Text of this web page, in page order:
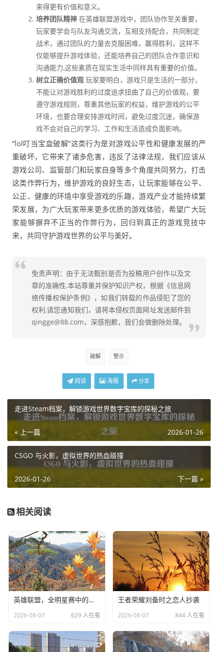
来得更有价值和意义。
培养团队精神 在英雄联盟游戏中，团队协作至关重要，
玩家要学会与队友沟通交流，互相支持配合，共同制定
战术，通过团队的力量去克服困难，赢得胜利，这样不
仅能够提升游戏体验，还能培养自己的团队合作意识和
沟通能力,这些素质在现实生活中同样具有重要的价值。
树立正确价值观 玩家要明白，游戏只是生活的一部分，
不能让对游戏胜利的过度追求扭曲了自己的价值观，要
遵守游戏规则，尊重其他玩家的权益，维护游戏的公平
环境，也要合理安排游戏时间，避免过度沉迷，确保游
戏不会对自己的学习、工作和生活造成负面影响。
“lol叮当宝盒破解”这类行为是对游戏公平性和健康发展的严
重破坏，它带来了诸多危害，违反了法律法规，我们应该从
游戏公司、监管部门和玩家自身等多个角度共同努力，打击
这类作弊行为，维护游戏的良好生态，让玩家能够在公平、
公正、健康的环境中享受游戏的乐趣，游戏产业才能持续繁
荣发展，为广大玩家带来更多优质的游戏体验，希望广大玩
家能够摒弃不正当的作弊行为，回归到真正的游戏竞技中
来，共同守护游戏世界的公平与美好。
免责声明：由于无法甄别是否为投稿用户创作以及文
章的准确性,本站尊重并保护知识产权，根据《信息网
络传播权保护条例》，如我们转载的作品侵犯了您的
权利,请您通知我们，请将本侵权页面网址发送邮件到
qingge@88.com，深感抱歉，我们会做删除处理。
破解 警示
阅读 海报 分享
走进Steam档案，解锁游戏世界数字宝库的探秘之旅
« 上一篇 2026-01-26
CSGO 与火影，虚拟世界的热血碰撞
下一篇 »
2026-01-26
相关阅读
英雄联盟，全明星赛中的选人策略
2026-08-07 629 人在看
王者荣耀刘备时之恋人抄袭
2026-08-07 844 人在看